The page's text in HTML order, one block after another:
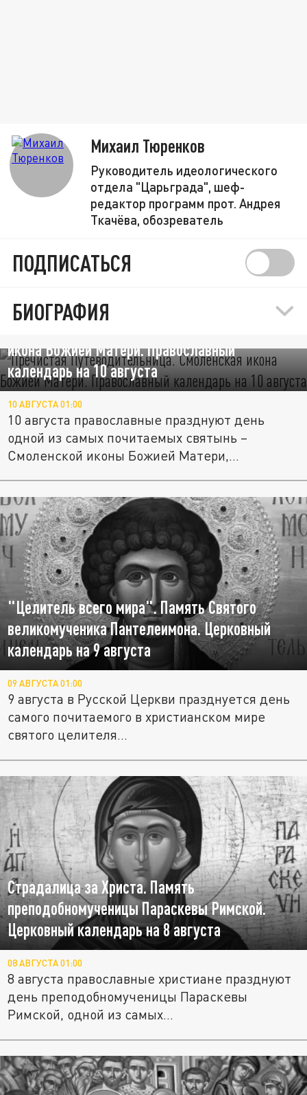
Михаил Тюренков
Руководитель идеологического
отдела "Царьграда", шеф-
редактор программ прот. Андрея
Ткачёва, обозреватель
ПОДПИСАТЬСЯ
БИОГРАФИЯ
икона Божией Матери. Православный
календарь на 10 августа
10 АВГУСТА 01:00
10 августа православные празднуют день
одной из самых почитаемых святынь –
Смоленской иконы Божией Матери,...
"Целитель всего мира". Память Святого
великомученика Пантелеимона. Церковный
календарь на 9 августа
09 АВГУСТА 01:00
9 августа в Русской Церкви празднуется день
самого почитаемого в христианском мире
святого целителя...
Страдалица за Христа. Память
преподобномученицы Параскевы Римской.
Церковный календарь на 8 августа
08 АВГУСТА 01:00
8 августа православные христиане празднуют
день преподобномученицы Параскевы
Римской, одной из самых...